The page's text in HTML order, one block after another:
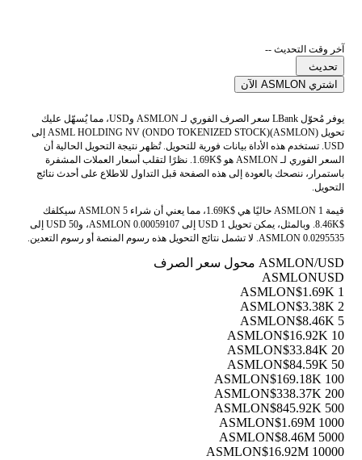
آخر وقت التحديث --
تحديث
اشتري ASMLON الآن
يوفر مُحوّل LBank سعر الصرف الفوري لـ ASMLON وUSD، مما يُسهّل عليك
تحويل ASML HOLDING NV (ONDO TOKENIZED STOCK)(ASMLON) إلى
USD. تستخدم هذه الأداة بيانات فورية للتحويل. تُظهر نتيجة التحويل الحالية أن
السعر الفوري لـ ASMLON هو $1.69K. نظرًا لتقلب أسعار العملات المشفرة
باستمرار، ننصحك بالعودة إلى هذه الصفحة قبل التداول للاطلاع على أحدث نتائج
التحويل.
قيمة 1 ASMLON حاليًا هي $1.69K، مما يعني أن شراء 5 ASMLON سيكلفك
$8.46K. وبالمثل، يمكن تحويل 1 USD إلى 0.00059107 ASMLON، و50 USD إلى
0.0295535 ASMLON. لا تشمل نتائج التحويل هذه رسوم المنصة أو رسوم التعدين.
ASMLON/USD محول سعر الصرف
ASMLONUSD
1 ASMLON
$1.69K
2 ASMLON
$3.38K
5 ASMLON
$8.46K
10 ASMLON
$16.92K
20 ASMLON
$33.84K
50 ASMLON
$84.59K
100 ASMLON
$169.18K
200 ASMLON
$338.37K
500 ASMLON
$845.92K
1000 ASMLON
$1.69M
5000 ASMLON
$8.46M
10000 ASMLON
$16.92M